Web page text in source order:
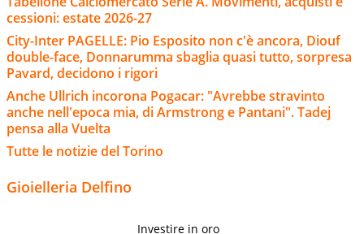
cessioni: estate 2026-27
City-Inter PAGELLE: Pio Esposito non c'è ancora, Diouf
double-face, Donnarumma sbaglia quasi tutto, sorpresa
Pavard, decidono i rigori
Anche Ullrich incorona Pogacar: "Avrebbe stravinto
anche nell'epoca mia, di Armstrong e Pantani". Tadej
pensa alla Vuelta
Tutte le notizie del Torino
Gioielleria Delfino
Investire in oro